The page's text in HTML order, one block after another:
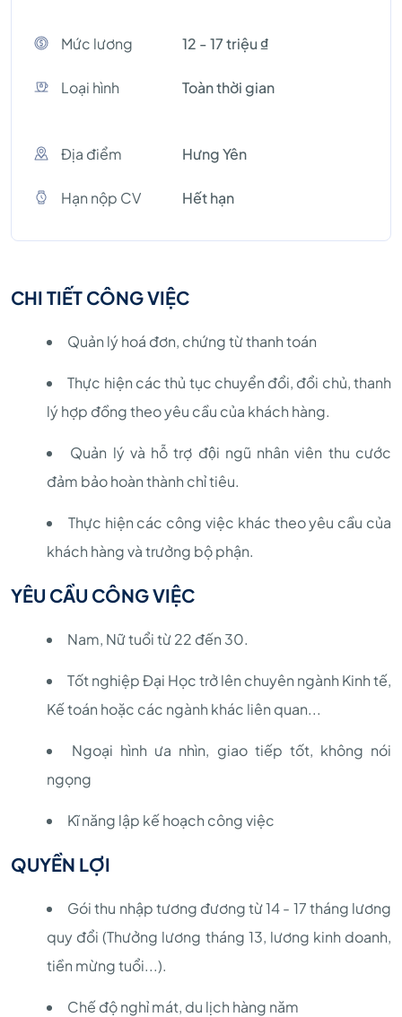
Mức lương 12 - 17 triệu ₫
Loại hình Toàn thời gian
Địa điểm Hưng Yên
Hạn nộp CV Hết hạn
CHI TIẾT CÔNG VIỆC
Quản lý hoá đơn, chứng từ thanh toán
Thực hiện các thủ tục chuyển đổi, đổi chủ, thanh
lý hợp đồng theo yêu cầu của khách hàng.
Quản lý và hỗ trợ đội ngũ nhân viên thu cước
đảm bảo hoàn thành chỉ tiêu.
Thực hiện các công việc khác theo yêu cầu của
khách hàng và trưởng bộ phận.
YÊU CẦU CÔNG VIỆC
Nam, Nữ tuổi từ 22 đến 30.
Tốt nghiệp Đại Học trở lên chuyên ngành Kinh tế,
Kế toán hoặc các ngành khác liên quan...
Ngoại hình ưa nhìn, giao tiếp tốt, không nói
ngọng
Kĩ năng lập kế hoạch công việc
QUYỀN LỢI
Gói thu nhập tương đương từ 14 - 17 tháng lương
quy đổi (Thưởng lương tháng 13, lương kinh doanh,
tiền mừng tuổi...).
Chế độ nghỉ mát, du lịch hàng năm